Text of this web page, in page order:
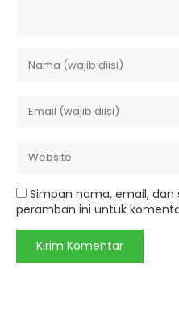
Simpan nama, email, dan
peramban ini untuk